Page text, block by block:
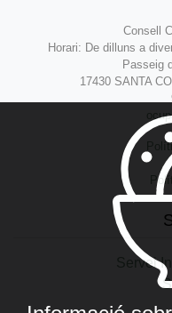
Consell
Horari: De dilluns a
Passeig
17430 SANTA
Servei